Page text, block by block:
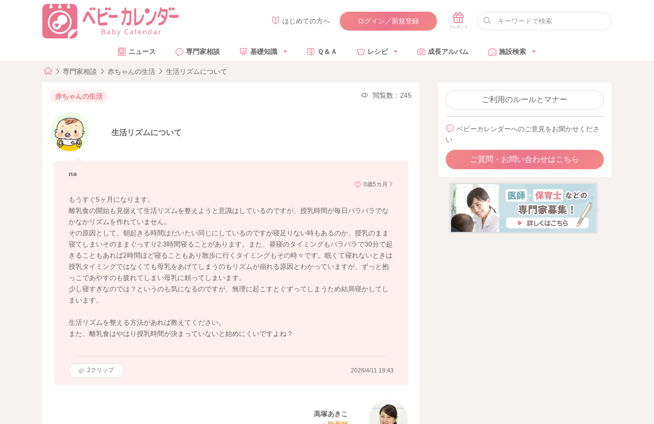
はじめての方へ ログイン／新規登録
ニュース 専門家相談 基礎知識 Ｑ＆Ａ レシピ 成長アルバム 施設検索
専門家相談 赤ちゃんの生活 生活リズムについて
赤ちゃんの生活 閲覧数：245
生活リズムについて
na
0歳5カ月
もうすぐ5ヶ月になります。
離乳食の開始も見据えて生活リズムを整えようと意識はしているのですが、授乳時間が毎日バラバラでな
かなかリズムを作れていません。
その原因として、朝起きる時間はだいたい同じにしているのですが寝足りない時もあるのか、授乳のまま
寝てしまいそのままぐっすり2.3時間寝ることがあります。また、昼寝のタイミングもバラバラで30分で起
きることもあれば2時間ほど寝ることもあり散歩に行くタイミングもその時々です。眠くて寝れないときは
授乳タイミングではなくても母乳をあげてしまうのもリズムが崩れる原因とわかっていますが、ずっと抱
っこであやすのも疲れてしまい母乳に頼ってしまいます。
少し寝すぎなのでは？というのも気になるのですが、無理に起こすとぐずってしまうため結局寝かしてし
まいます。
生活リズムを整える方法があれば教えてください。
また、離乳食はやはり授乳時間が決まっていないと始めにくいですよね？
2クリップ 2026/4/11 19:43
高塚あきこ
ご利用のルールとマナー
ベビーカレンダーへのご意見をお聞かせくださ
い
ご質問・お問い合わせはこちら